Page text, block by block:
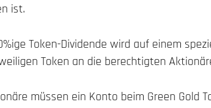
ist.
Token-Dividende wird auf einem
Token an die berechtigten
müssen ein Konto beim Green Gold